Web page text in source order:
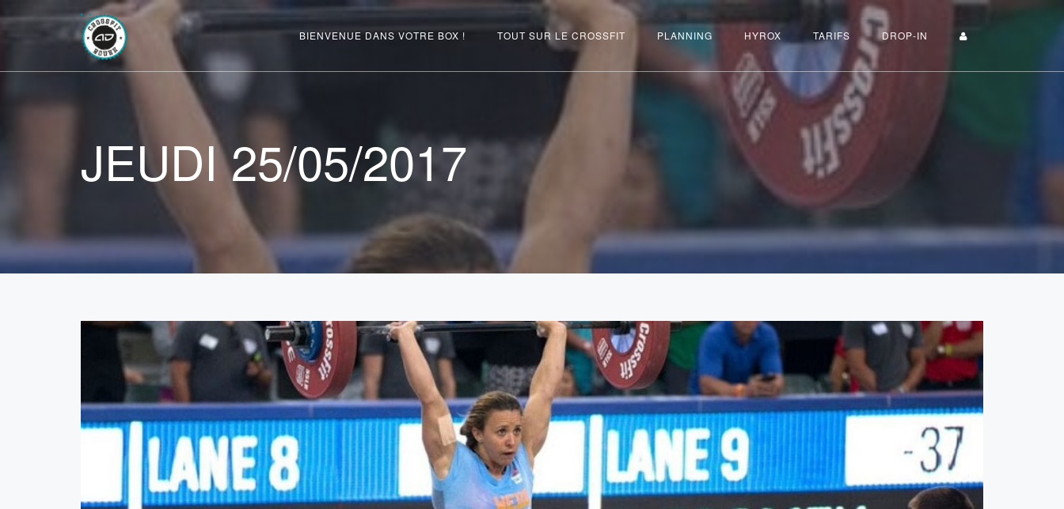
BIENVENUE DANS VOTRE BOX ! TOUT SUR LE CROSSFIT PLANNING HYROX TARIFS DROP-IN
JEUDI 25/05/2017